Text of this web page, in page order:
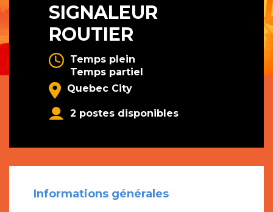
SIGNALEUR
ROUTIER
Temps plein
Temps partiel
Quebec City
2 postes disponibles
Informations générales